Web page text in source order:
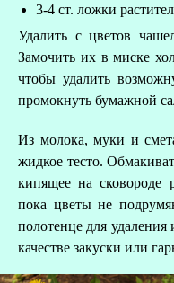
3-4 ст. ложки
Удалить с цветов
Замочить их в миске
чтобы удалить
промокнуть бумажной
Из молока, муки и
жидкое тесто.
кипящее на сковороде
пока цветы не
полотенце для
качестве закуски или